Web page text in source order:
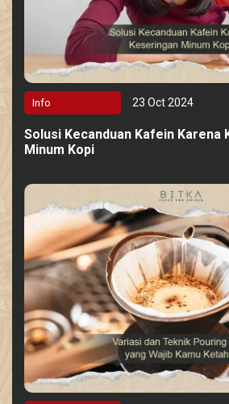
Info 23 Oct 2024
Solusi Kecanduan Kafein Karena
Minum Kopi